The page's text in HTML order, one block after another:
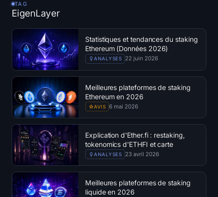
Trésoreries
Trésoreries Bitcoin
Trésoreries Ethereum
Trésoreries Solana
Trésoreries Hyperliquid
Liquidations
Toutes les Liquidations
Carte thermique du BTC
TAG
EigenLayer
Statistiques et tendances du staking
Ethereum (Données 2026)
ANALYSES 22 juin 2026
Meilleures plateformes de staking
Ethereum en 2026
AVIS 6 mai 2026
Explication d'Ether.fi : restaking,
tokenomics d'ETHFI et carte
bancaire
ANALYSES 23 avril 2026
Meilleures plateformes de staking
liquide en 2026